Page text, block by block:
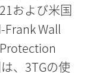
および米国
Wall
、3TGの使